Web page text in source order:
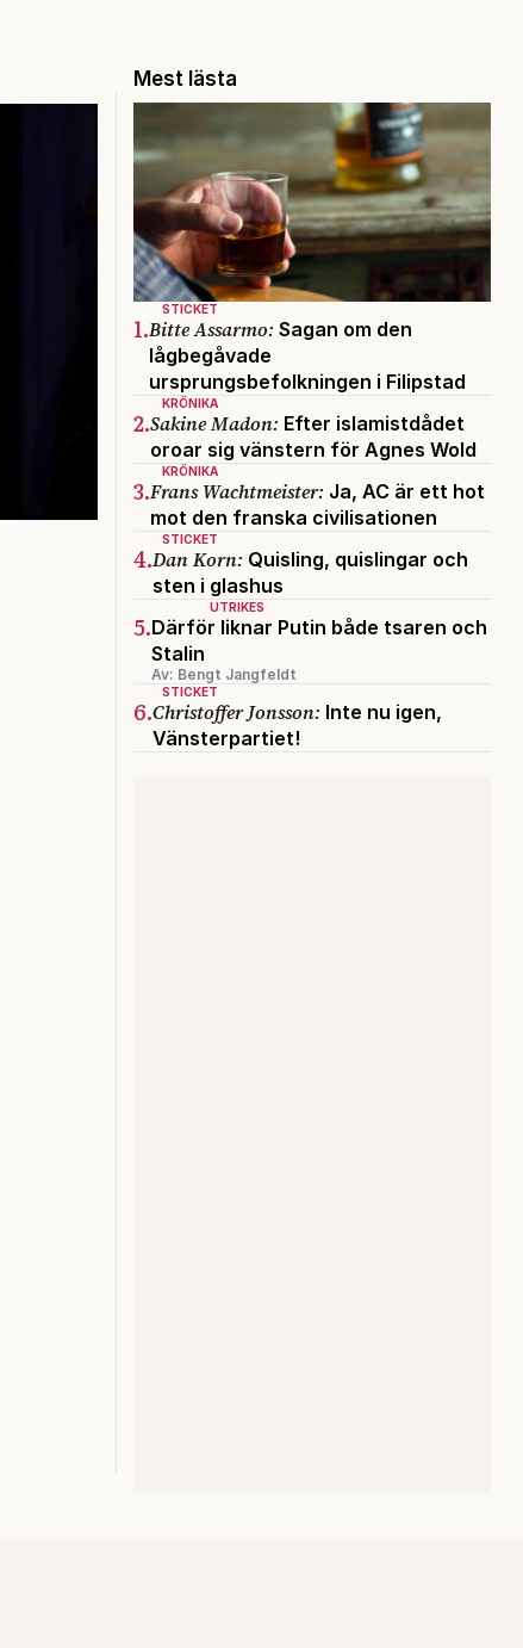
Mest lästa
STICKET
1.Bitte Assarmo: Sagan om den
lågbegåvade
ursprungsbefolkningen i Filipstad
KRÖNIKA
2.Sakine Madon: Efter islamistdådet
oroar sig vänstern för Agnes Wold
KRÖNIKA
3.Frans Wachtmeister: Ja, AC är ett hot
mot den franska civilisationen
STICKET
4.Dan Korn: Quisling, quislingar och
sten i glashus
UTRIKES
5.Därför liknar Putin både tsaren och
Stalin
Av: Bengt Jangfeldt
STICKET
6.Christoffer Jonsson: Inte nu igen,
Vänsterpartiet!